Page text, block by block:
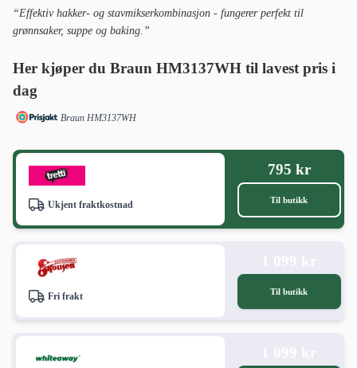
“Effektiv hakker- og stavmikserkombinasjon - fungerer perfekt til
grønnsaker, suppe og baking.”
Her kjøper du Braun HM3137WH til lavest pris i
dag
Braun HM3137WH
Ukjent fraktkostnad
795 kr
Til butikk
Fri frakt Til butikk